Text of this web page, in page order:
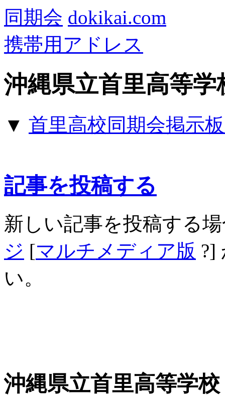
同期会 dokikai.com
携帯用アドレス
沖縄県立首里高等学
▼ 首里高校同期会掲示
記事を投稿する
新しい記事を投稿する
ジ [マルチメディア版 ?]
い。
沖縄県立首里高等学